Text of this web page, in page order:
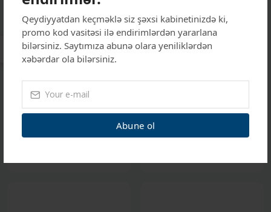
Qeydiyyatdan keçməklə siz şəxsi kabinetinizdə ki,
promo kod vasitəsi ilə endirimlərdən yararlana
bilərsiniz. Saytımıza abunə olara yeniliklərdən
xəbərdar ola bilərsiniz.
Abune ol
Tibbi Cihazlar və Avadanlıqlar
TESI ComfoTrac Duo traksion
Ultratherm Qısa dalğa
terapiya cihaz